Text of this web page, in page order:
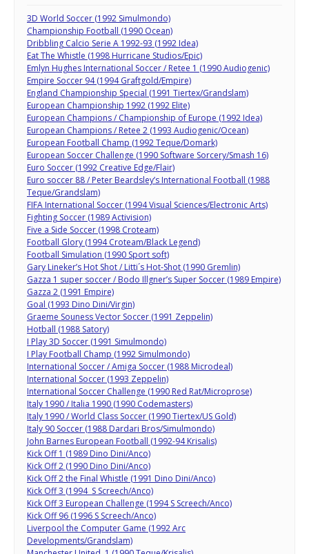
3D World Soccer (1992 Simulmondo)
Championship Football (1990 Ocean)
Dribbling Calcio Serie A 1992-93 (1992 Idea)
Eat The Whistle (1998 Hurricane Studios/Epic)
Emlyn Hughes International Soccer / Retee 1 (1990 Audiogenic)
Empire Soccer 94 (1994 Graftgold/Empire)
England Championship Special (1991 Tiertex/Grandslam)
European Championship 1992 (1992 Elite)
European Champions / Championship of Europe (1992 Idea)
European Champions / Retee 2 (1993 Audiogenic/Ocean)
European Football Champ (1992 Teque/Domark)
European Soccer Challenge (1990 Software Sorcery/Smash 16)
Euro Soccer (1992 Creative Edge/Flair)
Euro soccer 88 / Peter Beardsley’s International Football (1988
Teque/Grandslam)
FIFA International Soccer (1994 Visual Sciences/Electronic Arts)
Fighting Soccer (1989 Activision)
Five a Side Soccer (1998 Croteam)
Football Glory (1994 Croteam/Black Legend)
Football Simulation (1990 Sport soft)
Gary Lineker’s Hot Shot / Litti´s Hot-Shot (1990 Gremlin)
Gazza 1 super soccer / Bodo Illgner’s Super Soccer (1989 Empire)
Gazza 2 (1991 Empire)
Goal (1993 Dino Dini/Virgin)
Graeme Souness Vector Soccer (1991 Zeppelin)
Hotball (1988 Satory)
I Play 3D Soccer (1991 Simulmondo)
I Play Football Champ (1992 Simulmondo)
International Soccer / Amiga Soccer (1988 Microdeal)
International Soccer (1993 Zeppelin)
International Soccer Challenge (1990 Red Rat/Microprose)
Italy 1990 / Italia 1990 (1990 Codemasters)
Italy 1990 / World Class Soccer (1990 Tiertex/US Gold)
Italy 90 Soccer (1988 Dardari Bros/Simulmondo)
John Barnes European Football (1992-94 Krisalis)
Kick Off 1 (1989 Dino Dini/Anco)
Kick Off 2 (1990 Dino Dini/Anco)
Kick Off 2 the Final Whistle (1991 Dino Dini/Anco)
Kick Off 3 (1994 S Screech/Anco)
Kick Off 3 European Challenge (1994 S Screech/Anco)
Kick Off 96 (1996 S Screech/Anco)
Liverpool the Computer Game (1992 Arc
Developments/Grandslam)